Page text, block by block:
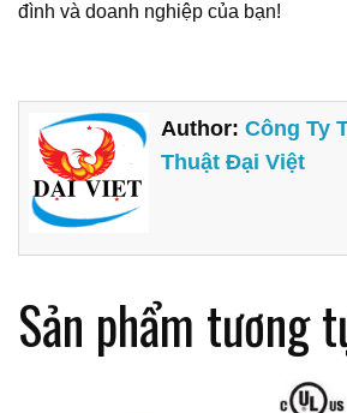
đình và doanh nghiệp của bạn!
Author:Công Ty
Thuật Đại Việt
Sản phẩm tương